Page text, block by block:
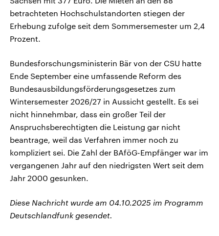
betrachteten Hochschulstandorten stiegen der
Erhebung zufolge seit dem Sommersemester um 2,4
Prozent.
Bundesforschungsministerin Bär von der CSU hatte
Ende September eine umfassende Reform des
Bundesausbildungsförderungsgesetzes zum
Wintersemester 2026/27 in Aussicht gestellt. Es sei
nicht hinnehmbar, dass ein großer Teil der
Anspruchsberechtigten die Leistung gar nicht
beantrage, weil das Verfahren immer noch zu
kompliziert sei. Die Zahl der BAföG-Empfänger war im
vergangenen Jahr auf den niedrigsten Wert seit dem
Jahr 2000 gesunken.
Diese Nachricht wurde am 04.10.2025 im Programm
Deutschlandfunk gesendet.